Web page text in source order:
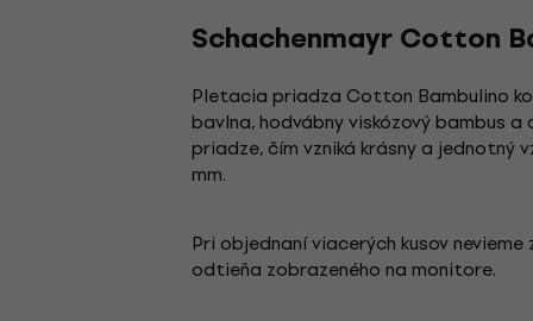
Schachenmayr Cotton
Pletacia priadza Cotton Bambulino
bavlna, hodvábny viskózový bambus
priadze, čím vzniká krásny a
mm.
Pri objednaní viacerých kusov
odtieňa zobrazeného na monitore.